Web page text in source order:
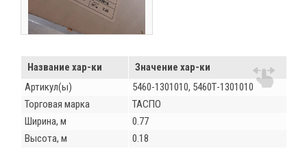
Название хар-ки
Значение хар-ки
Артикул(ы)
5460-1301010, 5460Т-1301010
Торговая марка
ТАСПО
Ширина, м
0.77
Высота, м
0.18